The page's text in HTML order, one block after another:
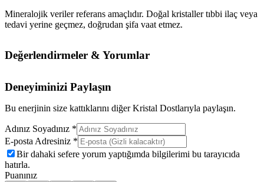
Mineralojik veriler referans amaçlıdır. Doğal kristaller tıbbi ilaç veya
tedavi yerine geçmez, doğrudan şifa vaat etmez.
Değerlendirmeler & Yorumlar
Deneyiminizi Paylaşın
Bu enerjinin size kattıklarını diğer Kristal Dostlarıyla paylaşın.
Adınız Soyadınız *
E-posta Adresiniz *
Bir dahaki sefere yorum yaptığımda bilgilerimi bu tarayıcıda
hatırla.
Puanınız